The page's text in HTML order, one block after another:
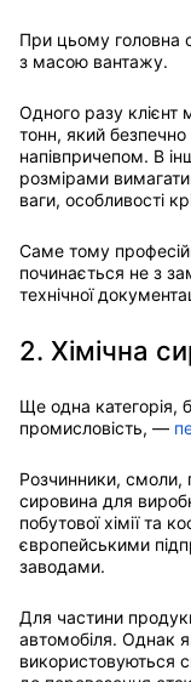
При цьому головна
з масою вантажу.
Одного разу клієнт
тонн, який
напівпричепом. В
розмірами
ваги, особливості
Саме тому
починається не з
технічної
2. Хімічна
Ще одна категорія,
промисловість, —
Розчинники, смоли,
сировина для
побутової хімії та
європейськими
заводами.
Для частини
автомобіля. Однак
використовуються